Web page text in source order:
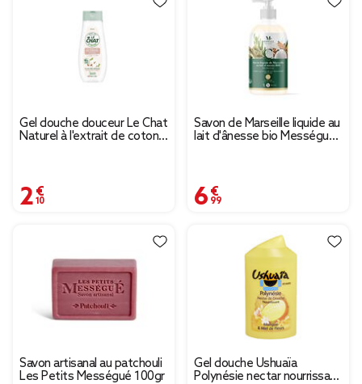
Gel douche douceur Le Chat
Naturel à l'extrait de coton
2,10 €
Savon de Marseille liquide au
lait d'ânesse bio Mességué
6,99 €
Savon artisanal au patchouli
Les Petits Mességué 100gr
Gel douche Ushuaïa
Polynésie nectar nourrissant